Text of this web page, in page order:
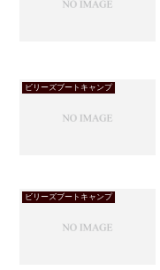
ビリーズブートキャンプ
ビリーズブートキャンプ